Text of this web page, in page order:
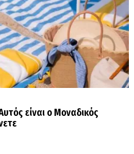
είναι ο Μοναδικός